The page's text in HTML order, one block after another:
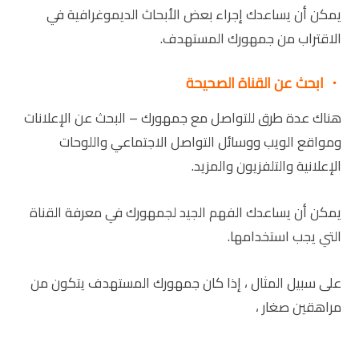
يمكن أن يساعدك إجراء بعض الأبحاث الديموغرافية في
الاقتراب من جمهورك المستهدف.
・ ابحث عن القناة الصحيحة
هناك عدة طرق للتواصل مع جمهورك – البحث عن الإعلانات
ومواقع الويب ووسائل التواصل الاجتماعي واللوحات
الإعلانية والتلفزيون والمزيد.
يمكن أن يساعدك الفهم الجيد لجمهورك في معرفة القناة
التي يجب استخدامها.
على سبيل المثال ، إذا كان جمهورك المستهدف يتكون من
مراهقين صغار ،